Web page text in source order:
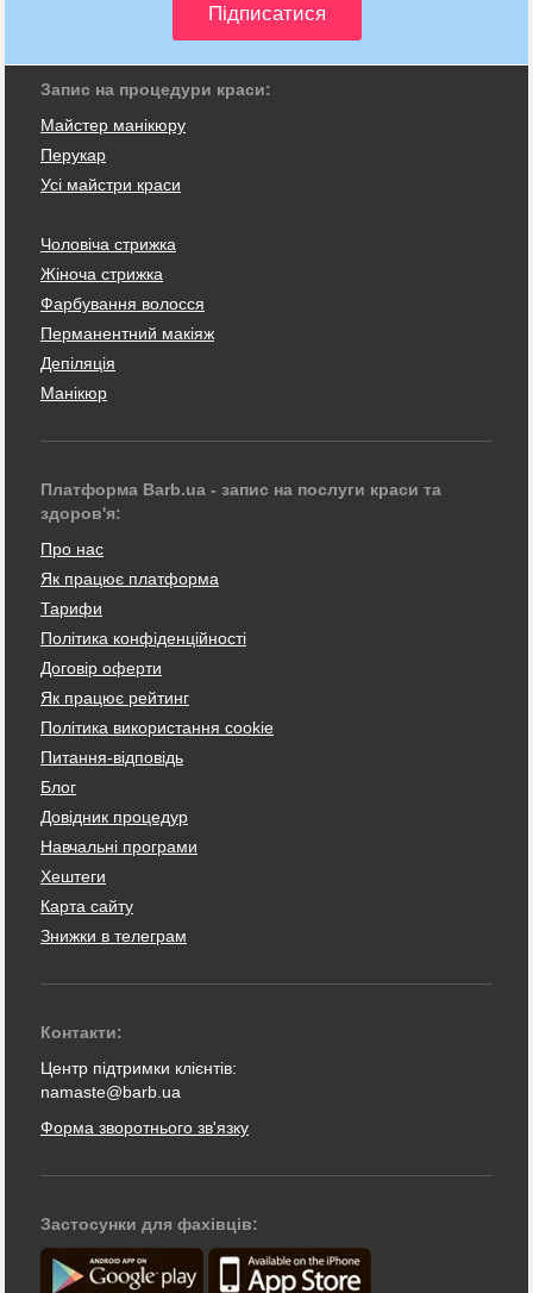
Запис на процедури краси:
Майстер манікюру
Перукар
Усі майстри краси
Чоловіча стрижка
Жіноча стрижка
Фарбування волосся
Перманентний макіяж
Депіляція
Манікюр
Платформа Barb.ua - запис на послуги краси та
здоров'я:
Про нас
Як працює платформа
Тарифи
Політика конфіденційності
Договір оферти
Як працює рейтинг
Політика використання cookie
Питання-відповідь
Блог
Довідник процедур
Навчальні програми
Хештеги
Карта сайту
Знижки в телеграм
Контакти:
Центр підтримки клієнтів:
namaste@barb.ua
Форма зворотнього зв'язку
Застосунки для фахівців: